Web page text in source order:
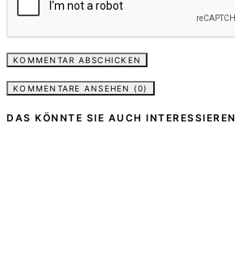
KOMMENTARE ANSEHEN (0)
DAS KÖNNTE SIE AUCH INTERESSIEREN